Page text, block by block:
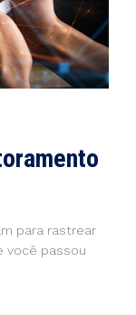
para rastrear
você passou